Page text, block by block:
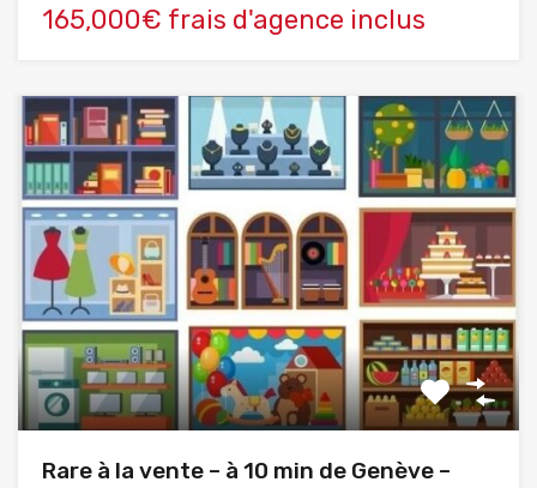
165,000€ frais d'agence inclus
Rare à la vente – à 10 min de Genève –